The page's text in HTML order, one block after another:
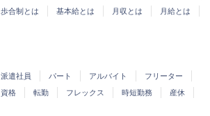
歩合制とは 基本給とは 月収とは
月給とは
派遣社員 パート アルバイト
フリーター
資格 転勤 フレックス 時短勤務
産休